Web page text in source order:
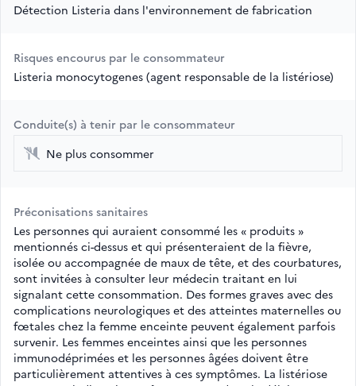
Détection Listeria dans l'environnement de fabrication
Risques encourus par le consommateur
Listeria monocytogenes (agent responsable de la listériose)
Conduite(s) à tenir par le consommateur
Ne plus consommer
Préconisations sanitaires
Les personnes qui auraient consommé les « produits »
mentionnés ci-dessus et qui présenteraient de la fièvre,
isolée ou accompagnée de maux de tête, et des courbatures,
sont invitées à consulter leur médecin traitant en lui
signalant cette consommation. Des formes graves avec des
complications neurologiques et des atteintes maternelles ou
fœtales chez la femme enceinte peuvent également parfois
survenir. Les femmes enceintes ainsi que les personnes
immunodéprimées et les personnes âgées doivent être
particulièrement attentives à ces symptômes. La listériose